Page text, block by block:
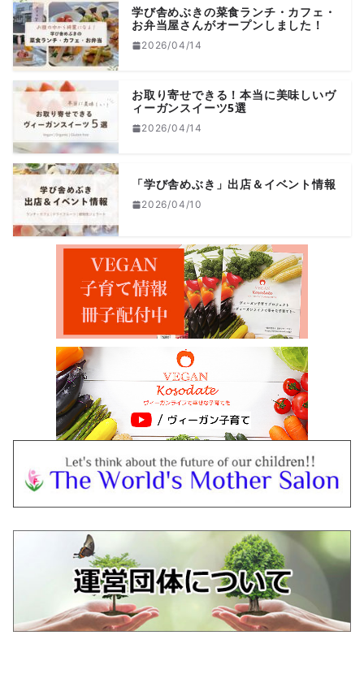
学び舎めぶきの菜食ランチ・カフェ・
お弁当屋さんがオープンしました！
2026/04/14
お取り寄せできる！本当に美味しいヴ
ィーガンスイーツ5選
2026/04/14
「学び舎めぶき」出店＆イベント情報
2026/04/10